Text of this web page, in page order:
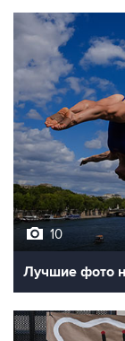
10
Лучшие фото